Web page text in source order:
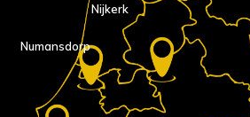
Nijkerk
Numansdorp